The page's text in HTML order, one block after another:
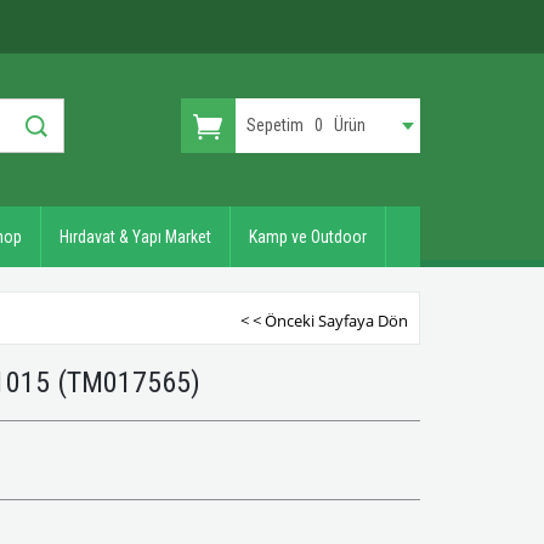
Sepetim 0 Ürün
Hırdavat & Yapı Market Kamp ve Outdoor
< < Önceki Sayfaya Dön
(TM017565)